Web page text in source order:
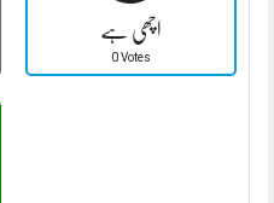
اچھی ہے
0 Votes